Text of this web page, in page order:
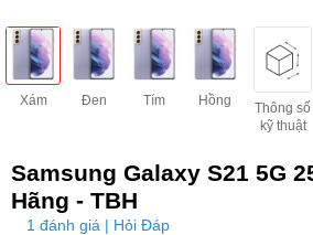
Xám Đen Tím Hồng
Thông số
kỹ thuật
Samsung Galaxy S21 5G
Hãng - TBH
1 đánh giá | Hỏi Đáp